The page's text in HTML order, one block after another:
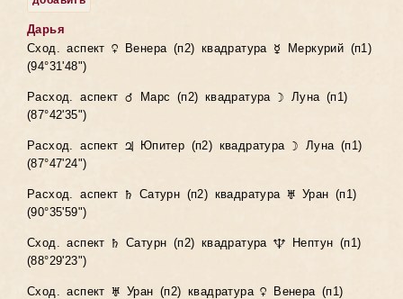
Дарья
Сход. аспект ♀ Венера (п2) квадратура ☿ Меркурий (п1)
(94°31'48")
Расход. аспект ♂ Марс (п2) квадратура ☽ Луна (п1)
(87°42'35")
Расход. аспект ♃ Юпитер (п2) квадратура ☽ Луна (п1)
(87°47'24")
Расход. аспект ♄ Сатурн (п2) квадратура ♅ Уран (п1)
(90°35'59")
Сход. аспект ♄ Сатурн (п2) квадратура ♆ Нептун (п1)
(88°29'23")
Сход. аспект ♅ Уран (п2) квадратура ♀ Венера (п1)